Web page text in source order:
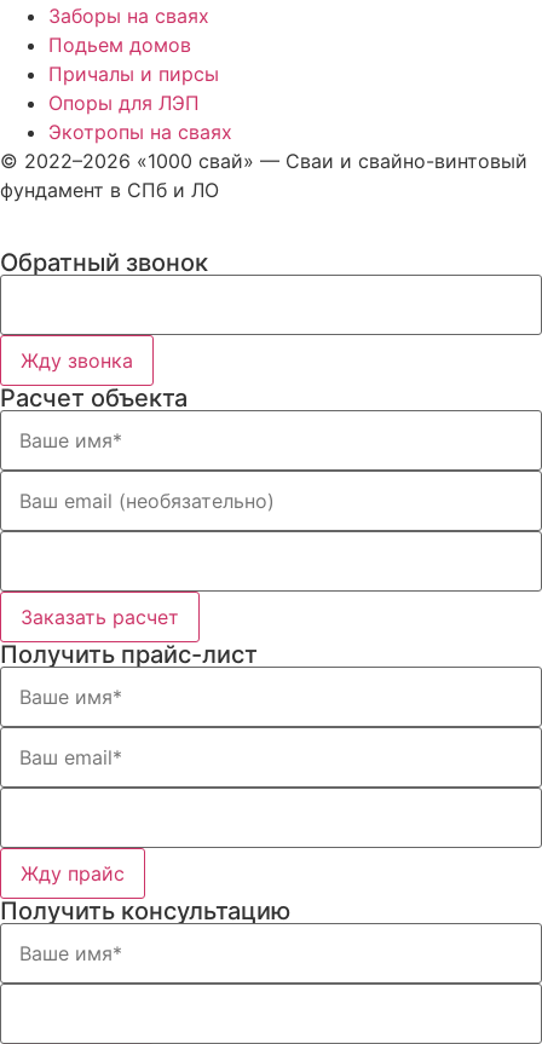
Заборы на сваях
Подьем домов
Причалы и пирсы
Опоры для ЛЭП
Экотропы на сваях
© 2022–2026 «1000 свай» — Сваи и свайно-винтовый
фундамент в СПб и ЛО
Обратный звонок
Жду звонка
Расчет объекта
Заказать расчет
Получить прайс-лист
Жду прайс
Получить консультацию